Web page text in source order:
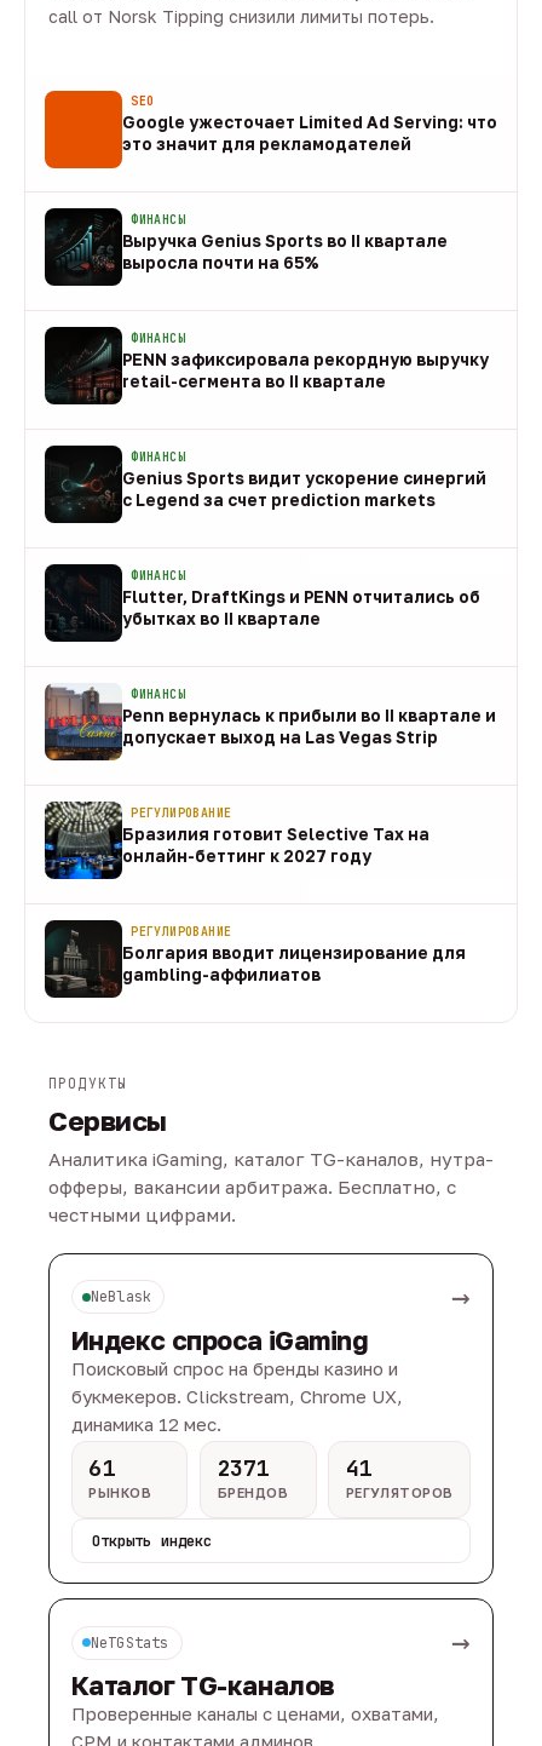
call от Norsk Tipping снизили лимиты потерь.
SEO
Google ужесточает Limited Ad Serving: что
это значит для рекламодателей
ФИНАНСЫ
Выручка Genius Sports во II квартале
выросла почти на 65%
ФИНАНСЫ
PENN зафиксировала рекордную выручку
retail-сегмента во II квартале
ФИНАНСЫ
Genius Sports видит ускорение синергий
с Legend за счет prediction markets
ФИНАНСЫ
Flutter, DraftKings и PENN отчитались об
убытках во II квартале
ФИНАНСЫ
Penn вернулась к прибыли во II квартале и
допускает выход на Las Vegas Strip
РЕГУЛИРОВАНИЕ
Бразилия готовит Selective Tax на
онлайн-беттинг к 2027 году
РЕГУЛИРОВАНИЕ
Болгария вводит лицензирование для
gambling-аффилиатов
ПРОДУКТЫ
Сервисы
Аналитика iGaming, каталог TG-каналов, нутра-
офферы, вакансии арбитража. Бесплатно, с
честными цифрами.
NeBlask →
Индекс спроса iGaming
Поисковый спрос на бренды казино и
букмекеров. Clickstream, Chrome UX,
динамика 12 мес.
61
РЫНКОВ
2371
БРЕНДОВ
41
РЕГУЛЯТОРОВ
Открыть индекс
NeTGStats →
Каталог TG-каналов
Проверенные каналы с ценами, охватами,
CPM и контактами админов.